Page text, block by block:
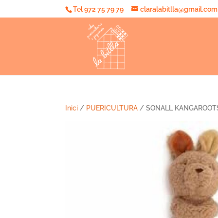
Tel 972 75 79 79 claralabitlla@gmail.com
Inici / PUERICULTURA / SONALL